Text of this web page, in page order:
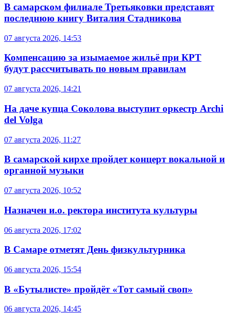
В самарском филиале Третьяковки представят
последнюю книгу Виталия Стадникова
07 августа 2026, 14:53
Компенсацию за изымаемое жильё при КРТ
будут рассчитывать по новым правилам
07 августа 2026, 14:21
На даче купца Соколова выступит оркестр Archi
del Volga
07 августа 2026, 11:27
В самарской кирхе пройдет концерт вокальной и
органной музыки
07 августа 2026, 10:52
Назначен и.о. ректора института культуры
06 августа 2026, 17:02
В Самаре отметят День физкультурника
06 августа 2026, 15:54
В «Бутылисте» пройдёт «Тот самый своп»
06 августа 2026, 14:45